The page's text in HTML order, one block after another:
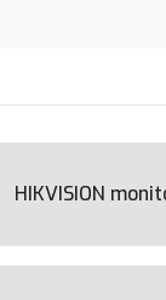
HIKVISION